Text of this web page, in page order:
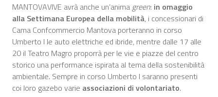
MANTOVAVIVE avrà anche un’anima green: in omaggio
alla Settimana Europea della mobilità, i concessionari di
Cama Confcommercio Mantova porteranno in corso
Umberto I le auto elettriche ed ibride, mentre dalle 17 alle
20 il Teatro Magro proporrà per le vie e piazze del centro
storico una performance ispirata al tema della sostenibilità
ambientale. Sempre in corso Umberto I saranno presenti
coi loro gazebo varie associazioni di volontariato.